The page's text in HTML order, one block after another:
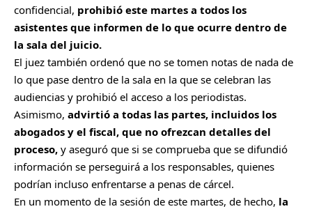
confidencial, prohibió este martes a todos los
asistentes que informen de lo que ocurre dentro de
la sala del juicio.
El juez también ordenó que no se tomen notas de nada de
lo que pase dentro de la sala en la que se celebran las
audiencias y prohibió el acceso a los periodistas.
Asimismo, advirtió a todas las partes, incluidos los
abogados y el fiscal, que no ofrezcan detalles del
proceso, y aseguró que si se comprueba que se difundió
información se perseguirá a los responsables, quienes
podrían incluso enfrentarse a penas de cárcel.
En un momento de la sesión de este martes, de hecho, la